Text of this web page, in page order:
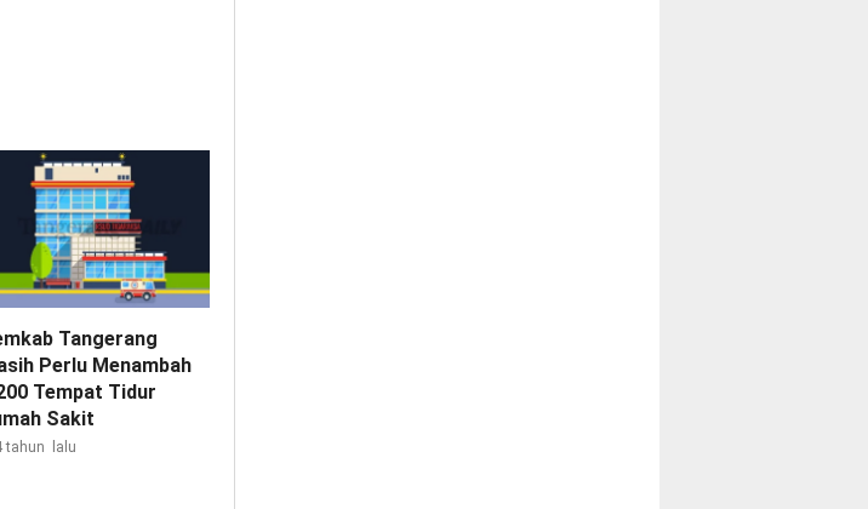
Tangerang
Perlu Menambah
Tempat Tidur
Sakit
tahun lalu